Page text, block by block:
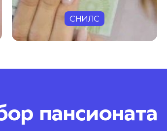
СНИЛС
пансионата